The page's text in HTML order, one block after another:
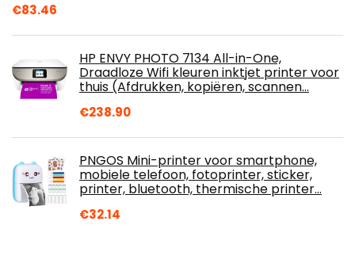
€83.46
HP ENVY PHOTO 7134 All-in-One,
Draadloze Wifi kleuren inktjet printer voor
thuis (Afdrukken, kopiëren, scannen…
€238.90
PNGOS Mini-printer voor smartphone,
mobiele telefoon, fotoprinter, sticker,
printer, bluetooth, thermische printer…
€32.14